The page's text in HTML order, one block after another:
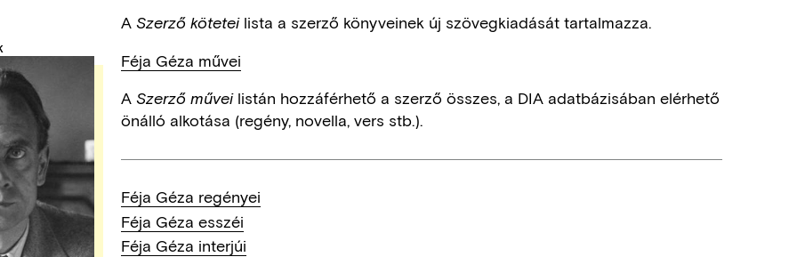
ASzerző köteteilista a szerző könyveinek új szövegkiadását tartalmazza.
Féja Géza művei
ASzerző műveilistán hozzáférhető a szerző összes, a DIA adatbázisában elérhető
önálló alkotása (regény, novella, vers stb.).
Féja Géza regényei
Féja Géza esszéi
Féja Géza interjúi